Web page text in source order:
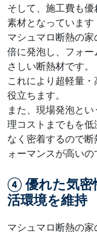
そして、施工費も
素材となっています
マシュマロ断熱の
倍に発泡し、フォ
さしい断熱材です。
これにより超軽量
役立ちます。
また、現場発泡と
理コストまでもを
なく密着するので
ォーマンスが高いの
④ 優れた気密
活環境を維持
マシュマロ断熱の